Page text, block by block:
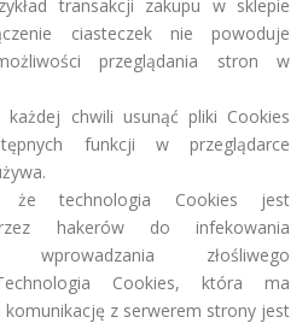
transakcji zakupu w sklepie
ciasteczek nie powoduje
przeglądania stron w
chwili usunąć pliki Cookies
funkcji w przeglądarce
że technologia Cookies jest
hakerów do infekowania
złośliwego
Cookies, która ma
komunikację z serwerem strony jest